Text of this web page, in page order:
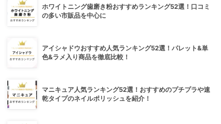
ホワイトニング歯磨き粉おすすめランキング52選！口コミ
の多い市販品を中心に
アイシャドウおすすめ人気ランキング52選！パレット&単
色&ラメ入り商品を徹底比較！
マニキュア人気ランキング52選！おすすめのプチプラや速
乾タイプのネイルポリッシュを紹介！